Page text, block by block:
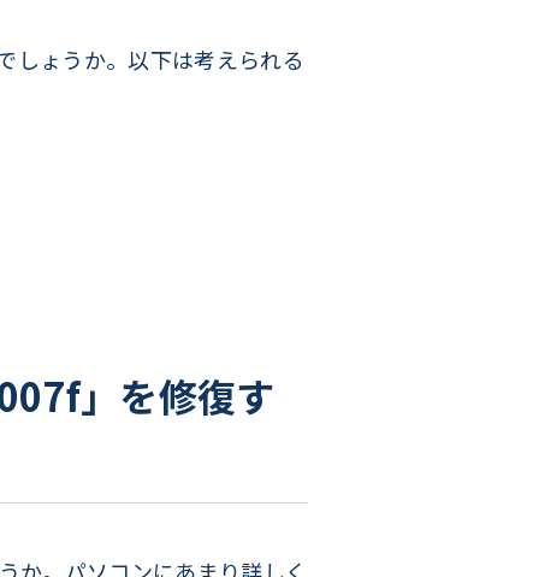
しょうか。以下は考えられる
」を修復す